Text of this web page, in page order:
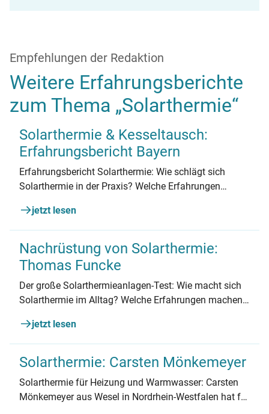
Empfehlungen der Redaktion
Weitere Erfahrungsberichte
zum Thema „Solarthermie“
Solarthermie & Kesseltausch:
Erfahrungsbericht Bayern
Erfahrungsbericht Solarthermie: Wie schlägt sich
Solarthermie in der Praxis? Welche Erfahrungen
berichtet.
jetzt lesen
Nachrüstung von Solarthermie:
Thomas Funcke
Der große Solarthermieanlagen-Test: Wie macht sich
Solarthermie im Alltag? Welche Erfahrungen machen
berichtet.
jetzt lesen
Solarthermie: Carsten Mönkemeyer
Solarthermie für Heizung und Warmwasser: Carsten
Mönkemeyer aus Wesel in Nordrhein-Westfalen hat für